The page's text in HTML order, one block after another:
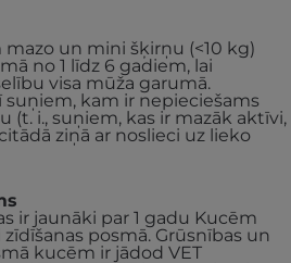
mazo un mini šķirņu (<10 kg)
no 1 līdz 6 gadiem, lai
visa mūža garumā.
suņiem, kam ir nepieciešams
(t. i., suņiem, kas ir mazāk aktīvi,
ziņā ar noslieci uz lieko
ir jaunāki par 1 gadu Kucēm
posmā. Grūsnības un
kucēm ir jādod VET